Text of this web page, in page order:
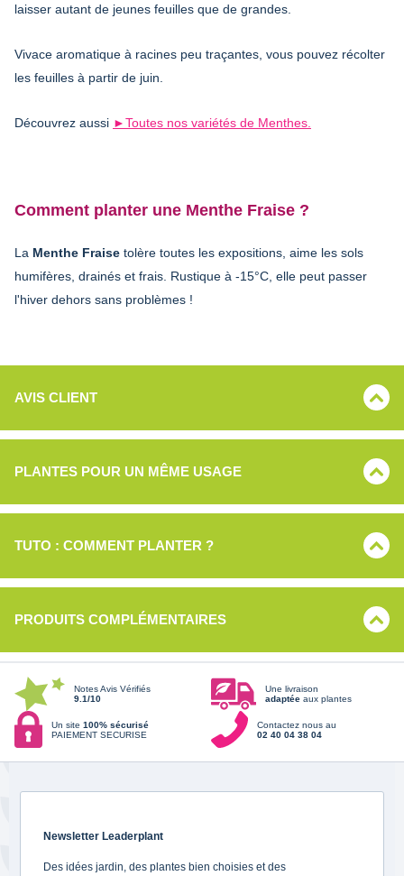
laisser autant de jeunes feuilles que de grandes.
Vivace aromatique à racines peu traçantes, vous pouvez récolter
les feuilles à partir de juin.
Découvrez aussi ►Toutes nos variétés de Menthes.
Comment planter une Menthe Fraise ?
La Menthe Fraise tolère toutes les expositions, aime les sols
humifères, drainés et frais. Rustique à -15°C, elle peut passer
l'hiver dehors sans problèmes !
AVIS CLIENT
PLANTES POUR UN MÊME USAGE
TUTO : COMMENT PLANTER ?
PRODUITS COMPLÉMENTAIRES
Notes Avis Vérifiés
9.1/10
Une livraison
adaptée aux plantes
Un site 100% sécurisé
PAIEMENT SECURISE
Contactez nous au
02 40 04 38 04
Newsletter Leaderplant
Des idées jardin, des plantes bien choisies et des